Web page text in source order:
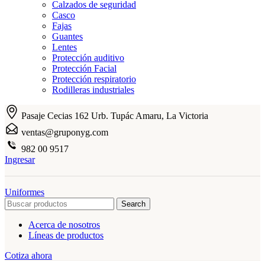
Calzados de seguridad
Casco
Fajas
Guantes
Lentes
Protección auditivo
Protección Facial
Protección respiratorio
Rodilleras industriales
Pasaje Cecias 162 Urb. Tupác Amaru, La Victoria
ventas@gruponyg.com
982 00 9517
Ingresar
Uniformes
Search
Acerca de nosotros
Líneas de productos
Cotiza ahora